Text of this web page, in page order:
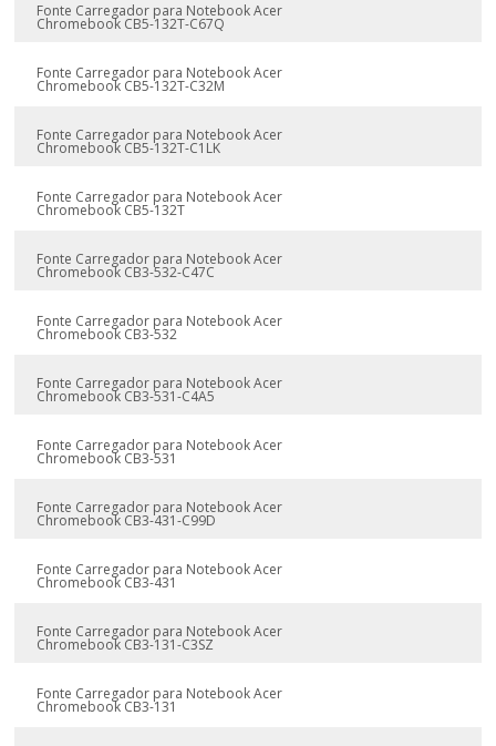
Fonte Carregador para Notebook Acer
Chromebook CB5-132T-C67Q
Fonte Carregador para Notebook Acer
Chromebook CB5-132T-C32M
Fonte Carregador para Notebook Acer
Chromebook CB5-132T-C1LK
Fonte Carregador para Notebook Acer
Chromebook CB5-132T
Fonte Carregador para Notebook Acer
Chromebook CB3-532-C47C
Fonte Carregador para Notebook Acer
Chromebook CB3-532
Fonte Carregador para Notebook Acer
Chromebook CB3-531-C4A5
Fonte Carregador para Notebook Acer
Chromebook CB3-531
Fonte Carregador para Notebook Acer
Chromebook CB3-431-C99D
Fonte Carregador para Notebook Acer
Chromebook CB3-431
Fonte Carregador para Notebook Acer
Chromebook CB3-131-C3SZ
Fonte Carregador para Notebook Acer
Chromebook CB3-131